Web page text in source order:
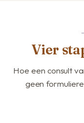
Vier
Hoe een consult
geen